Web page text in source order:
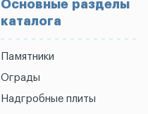
Основные разделы
каталога
Памятники
Ограды
Надгробные плиты